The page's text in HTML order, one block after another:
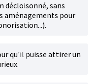
décloisonné, sans
aménagements pour
qu'il puisse attirer un